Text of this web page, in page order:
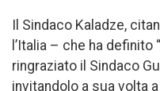
Il Sindaco Kaladze,
l’Italia – che ha definito
ringraziato il Sindaco
invitandolo a sua volta